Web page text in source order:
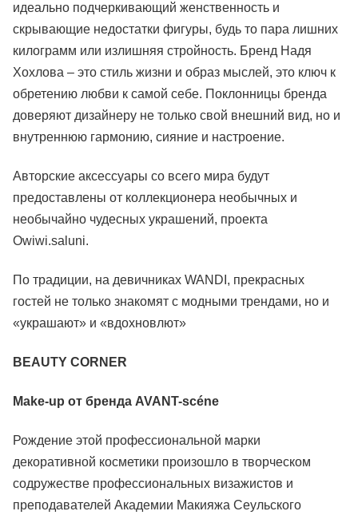
идеально подчеркивающий женственность и
скрывающие недостатки фигуры, будь то пара лишних
килограмм или излишняя стройность. Бренд Надя
Хохлова – это стиль жизни и образ мыслей, это ключ к
обретению любви к самой себе. Поклонницы бренда
доверяют дизайнеру не только свой внешний вид, но и
внутреннюю гармонию, сияние и настроение.
Авторские аксессуары со всего мира будут
предоставлены от коллекционера необычных и
необычайно чудесных украшений, проекта
Owiwi.saluni.
По традиции, на девичниках WANDI, прекрасных
гостей не только знакомят с модными трендами, но и
«украшают» и «вдохновлют»
BEAUTY CORNER
Make-up от бренда AVANT-scéne
Рождение этой профессиональной марки
декоративной косметики произошло в творческом
содружестве профессиональных визажистов и
преподавателей Академии Макияжа Сеульского